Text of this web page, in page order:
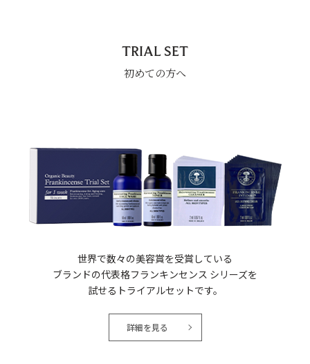
TRIAL SET
初めての方へ
世界で数々の美容賞を受賞している
ブランドの代表格フランキンセンス シリーズを
試せるトライアルセットです。
詳細を見る